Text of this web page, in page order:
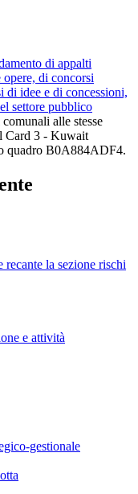
di appalti
di concorsi
di idee e di concessioni,
settore pubblico
alle stesse
Card 3 - Kuwait
quadro B0A884ADF4.
la sezione rischi
e attività
gestionale